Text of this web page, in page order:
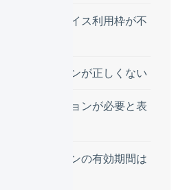
購入済みのデバイス利用枠が不
アクセストークンが正しくない
アクティベーションが必要と表
アクセストークンの有効期間は